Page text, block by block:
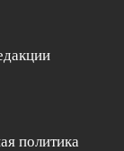
политика